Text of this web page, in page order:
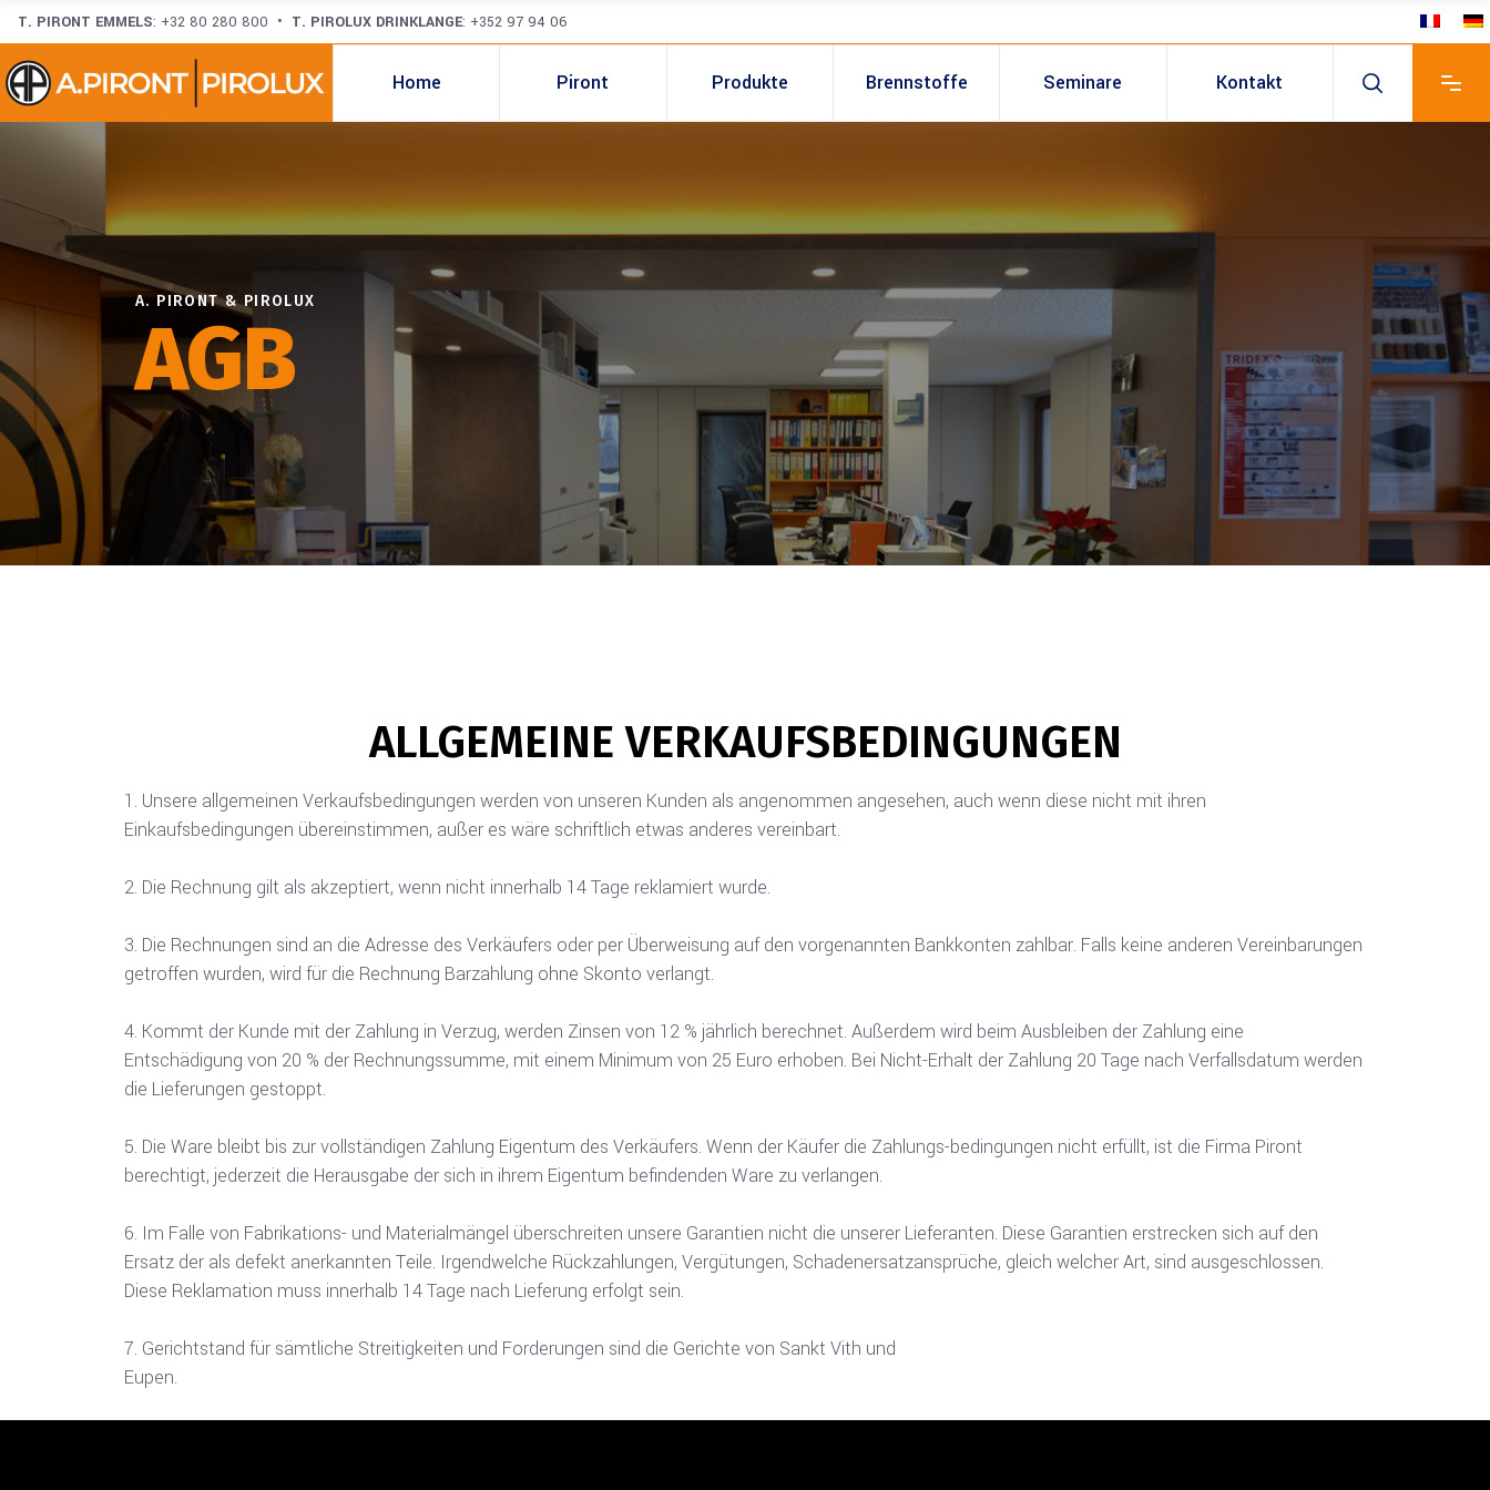
T. PIRONT EMMELS: +32 80 280 800 • T. PIROLUX DRINKLANGE: +352 97 94 06
Home Piront Produkte Brennstoffe Seminare Kontakt
A. PIRONT & PIROLUX
AGB
ALLGEMEINE VERKAUFSBEDINGUNGEN
Unsere allgemeinen Verkaufsbedingungen werden von unseren Kunden als angenommen angesehen, auch wenn diese nicht mit ihren
Einkaufsbedingungen übereinstimmen, außer es wäre schriftlich etwas anderes vereinbart.
Die Rechnung gilt als akzeptiert, wenn nicht innerhalb 14 Tage reklamiert wurde.
Die Rechnungen sind an die Adresse des Verkäufers oder per Überweisung auf den vorgenannten Bankkonten zahlbar. Falls keine anderen Vereinbarungen
getroffen wurden, wird für die Rechnung Barzahlung ohne Skonto verlangt.
Kommt der Kunde mit der Zahlung in Verzug, werden Zinsen von 12 % jährlich berechnet. Außerdem wird beim Ausbleiben der Zahlung eine
Entschädigung von 20 % der Rechnungssumme, mit einem Minimum von 25 Euro erhoben. Bei Nicht-Erhalt der Zahlung 20 Tage nach Verfallsdatum werden
die Lieferungen gestoppt.
Die Ware bleibt bis zur vollständigen Zahlung Eigentum des Verkäufers. Wenn der Käufer die Zahlungs-bedingungen nicht erfüllt, ist die Firma Piront
berechtigt, jederzeit die Herausgabe der sich in ihrem Eigentum befindenden Ware zu verlangen.
Im Falle von Fabrikations- und Materialmängel überschreiten unsere Garantien nicht die unserer Lieferanten. Diese Garantien erstrecken sich auf den
Ersatz der als defekt anerkannten Teile. Irgendwelche Rückzahlungen, Vergütungen, Schadenersatzansprüche, gleich welcher Art, sind ausgeschlossen.
Diese Reklamation muss innerhalb 14 Tage nach Lieferung erfolgt sein.
Gerichtstand für sämtliche Streitigkeiten und Forderungen sind die Gerichte von Sankt Vith und
Eupen.